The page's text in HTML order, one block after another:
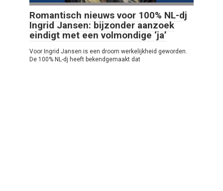
Romantisch nieuws voor 100% NL-dj
Ingrid Jansen: bijzonder aanzoek
eindigt met een volmondige ‘ja’
Voor Ingrid Jansen is een droom werkelijkheid geworden.
De 100% NL-dj heeft bekendgemaakt dat